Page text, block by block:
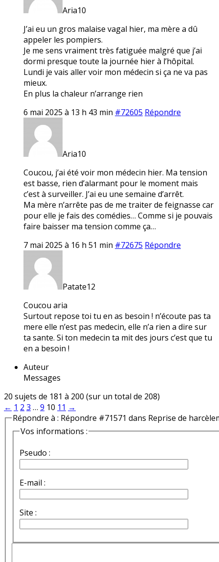
Aria10
J’ai eu un gros malaise vagal hier, ma mère a dû
appeler les pompiers.
Je me sens vraiment très fatiguée malgré que j’ai
dormi presque toute la journée hier à l’hôpital.
Lundi je vais aller voir mon médecin si ça ne va pas
mieux.
En plus la chaleur n’arrange rien
6 mai 2025 à 13 h 43 min #72605 Répondre
Aria10
Coucou, j’ai été voir mon médecin hier. Ma tension
est basse, rien d’alarmant pour le moment mais
c’est à surveiller. J’ai eu une semaine d’arrêt.
Ma mère n’arrête pas de me traiter de feignasse car
pour elle je fais des comédies… Comme si je pouvais
faire baisser ma tension comme ça…
7 mai 2025 à 16 h 51 min #72675 Répondre
Patate12
Coucou aria
Surtout repose toi tu en as besoin ! n’écoute pas ta
mere elle n’est pas medecin, elle n’a rien a dire sur
ta sante. Si ton medecin ta mit des jours c’est que tu
en a besoin !
Auteur
Messages
20 sujets de 181 à 200 (sur un total de 208)
← 1 2 3 … 9 10 11 →
Répondre à : Répondre #71571 dans Reprise de
Vos informations :
Pseudo :
E-mail :
Site :